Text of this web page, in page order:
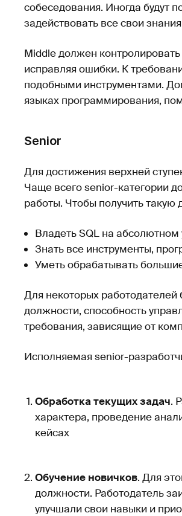
собеседования. Иногда будут
задействовать все свои
Middle должен
исправляя ошибки. К
подобными инструментами.
языках программирования,
Senior
Для достижения верхней
Чаще всего senior-категории
работы. Чтобы получить
Владеть SQL на абсолютном
Знать все инструменты,
Уметь обрабатывать
Для некоторых
должности, способность
требования, зависящие от
Исполняемая senior-
Обработка текущих задач.
характера, проведение
кейсах
Обучение новичков. Для
должности. Работодатель
улучшали свои навыки и